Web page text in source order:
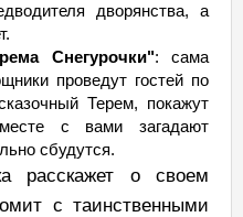
дворянства, а
Снегурочки": сама
проведут гостей по
Терем, покажут
с вами загадают
сбудутся.
расскажет о своем
с таинственными